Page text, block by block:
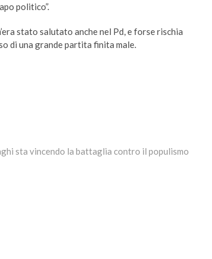
politico”.
stato salutato anche nel Pd, e forse rischia
di una grande partita finita male.
sta vincendo la battaglia contro il populismo